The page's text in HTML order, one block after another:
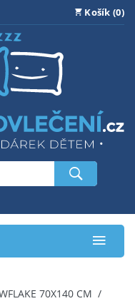
Košík (0)
70X140 CM